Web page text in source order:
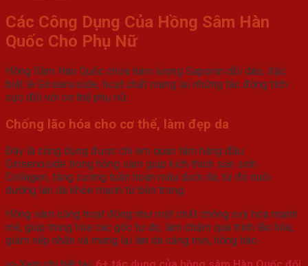
Các Công Dụng Của Hồng Sâm Hàn
Quốc Cho Phụ Nữ
Hồng Sâm Hàn Quốc chứa hàm lượng Saponin dồi dào, đặc
biệt là Ginsenoside, hoạt chất mang lại những tác động tích
cực đối với cơ thể phụ nữ.
Chống lão hóa cho cơ thể, làm đẹp da
Đây là công dụng được chị em quan tâm hàng đầu.
Ginsenoside trong hồng sâm giúp kích thích sản sinh
Collagen, tăng cường tuần hoàn máu dưới da, từ đó nuôi
dưỡng làn da khỏe mạnh từ bên trong.
Hồng sâm cũng hoạt động như một chất chống oxy hóa mạnh
mẽ, giúp trung hòa các gốc tự do, làm chậm quá trình lão hóa,
giảm nếp nhăn và mang lại làn da căng mịn, hồng hào.